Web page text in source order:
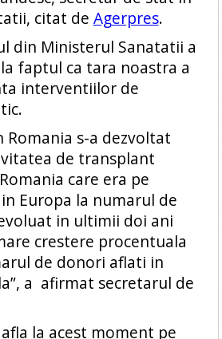
citat de Agerpres.
din Ministerul Sanatatii a
faptul ca tara noastra a
interventiilor de
Romania s-a dezvoltat
de transplant
care era pe
Europa la numarul de
in ultimii doi ani
crestere procentuala
de donori aflati in
a afirmat secretarul de
la acest moment pe